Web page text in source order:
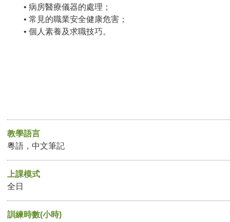
• 病房醫療儀器的處理；
• 常見的職業安全健康危害；
• 個人素養及求職技巧。
教學語言
粵語，中文筆記
上課模式
全日
訓練時數(小時)